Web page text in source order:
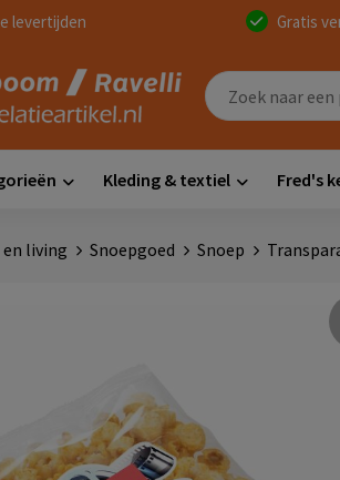
levertijden Gratis
Kleding & textiel Fred's
living Snoepgoed Snoep